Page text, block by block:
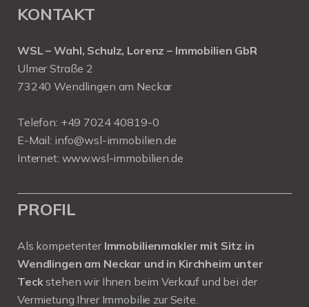
KONTAKT
WSL – Wahl, Schulz, Lorenz – Immobilien GbR
Ulmer Straße 2
73240 Wendlingen am Neckar
Telefon: +49 7024 40819-0
E-Mail: info@wsl-immobilien.de
Internet: www.wsl-immobilien.de
PROFIL
Als kompetenter Immobilienmakler mit Sitz in
Wendlingen am Neckar und in Kirchheim unter
Teckstehen wir Ihnen beim Verkauf und bei der
Vermietung Ihrer Immobilie zur Seite.